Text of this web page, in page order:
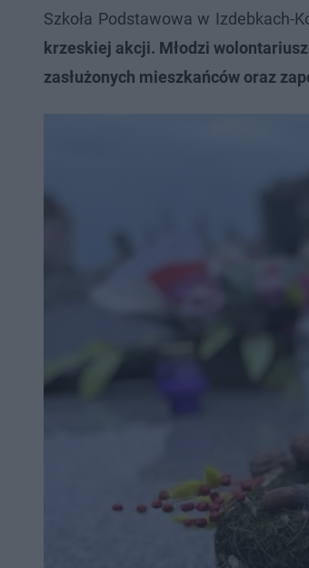
Szkoła Podstawowa w Izdebkach-
krzeskiej akcji. Młodzi
zasłużonych mieszkańców oraz